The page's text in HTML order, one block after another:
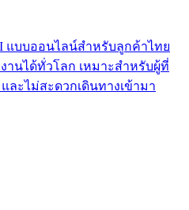
แบบออนไลน์สำหรับลูกค้าไทย
านได้ทั่วโลก เหมาะสำหรับผู้ที่
ละไม่สะดวกเดินทางเข้ามา